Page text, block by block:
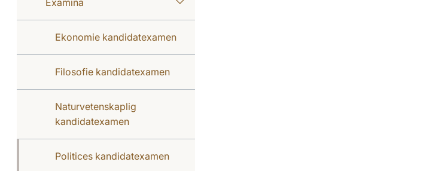
Ekonomie kandidatexamen
Filosofie kandidatexamen
Naturvetenskaplig
kandidatexamen
Politices kandidatexamen